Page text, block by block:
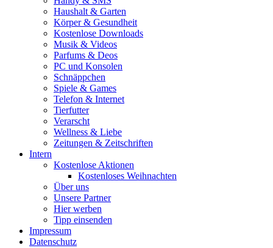
Haushalt & Garten
Körper & Gesundheit
Kostenlose Downloads
Musik & Videos
Parfums & Deos
PC und Konsolen
Schnäppchen
Spiele & Games
Telefon & Internet
Tierfutter
Verarscht
Wellness & Liebe
Zeitungen & Zeitschriften
Intern
Kostenlose Aktionen
Kostenloses Weihnachten
Über uns
Unsere Partner
Hier werben
Tipp einsenden
Impressum
Datenschutz